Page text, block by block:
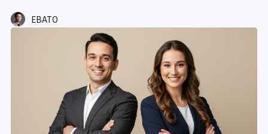
EBATO